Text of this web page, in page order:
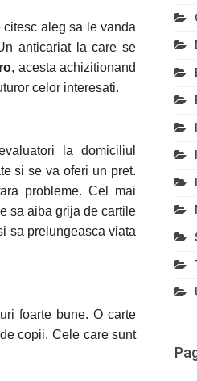
aleg sa le vanda
anticariat la care se
, acesta achizitionand
celor interesati.
la domiciliul
si se va oferi un pret.
probleme. Cel mai
sa aiba grija de cartile
sa prelungeasca viata
foarte bune. O carte
copii. Cele care sunt